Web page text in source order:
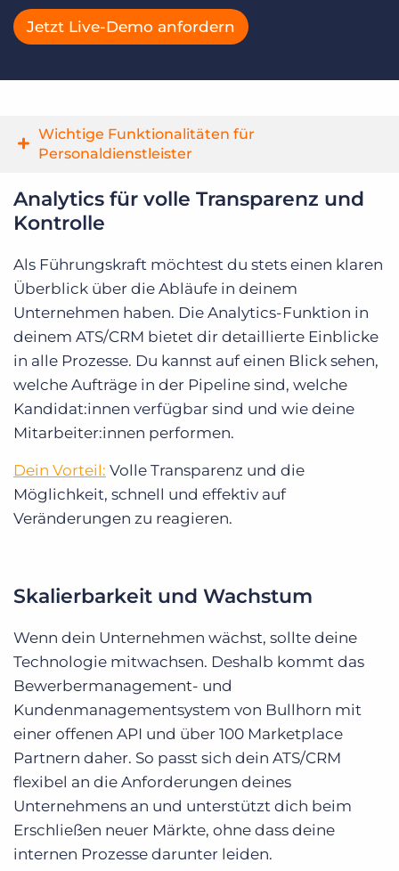
Jetzt Live-Demo anfordern
Wichtige Funktionalitäten für
Personaldienstleister
Analytics für volle Transparenz und
Kontrolle
Als Führungskraft möchtest du stets einen klaren
Überblick über die Abläufe in deinem
Unternehmen haben. Die Analytics-Funktion in
deinem ATS/CRM bietet dir detaillierte Einblicke
in alle Prozesse. Du kannst auf einen Blick sehen,
welche Aufträge in der Pipeline sind, welche
Kandidat:innen verfügbar sind und wie deine
Mitarbeiter:innen performen.
Dein Vorteil: Volle Transparenz und die
Möglichkeit, schnell und effektiv auf
Veränderungen zu reagieren.
Skalierbarkeit und Wachstum
Wenn dein Unternehmen wächst, sollte deine
Technologie mitwachsen. Deshalb kommt das
Bewerbermanagement- und
Kundenmanagementsystem von Bullhorn mit
einer offenen API und über 100 Marketplace
Partnern daher. So passt sich dein ATS/CRM
flexibel an die Anforderungen deines
Unternehmens an und unterstützt dich beim
Erschließen neuer Märkte, ohne dass deine
internen Prozesse darunter leiden.